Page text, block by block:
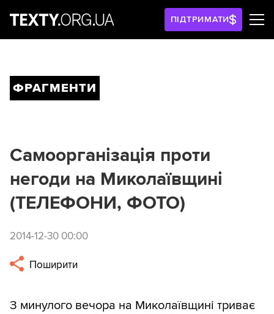
ПІДТРИМАТИ
ФРАГМЕНТИ
Самоорганізація проти
негоди на Миколаївщині
(ТЕЛЕФОНИ, ФОТО)
2014-12-30 00:00
Поширити
З минулого вечора на Миколаївщині триває